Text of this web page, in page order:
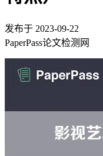
发布于 2023-09-22
PaperPass论文检测网